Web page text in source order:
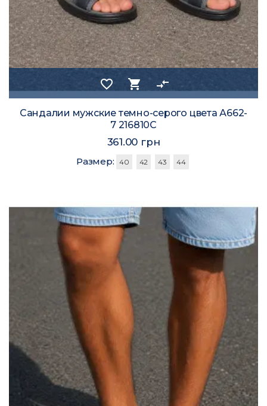
favorite_border shopping_cart compare_arrows
Сандалии мужские темно-серого цвета А662-
7 216810C
361.00 грн
Размер: 40 42 43 44